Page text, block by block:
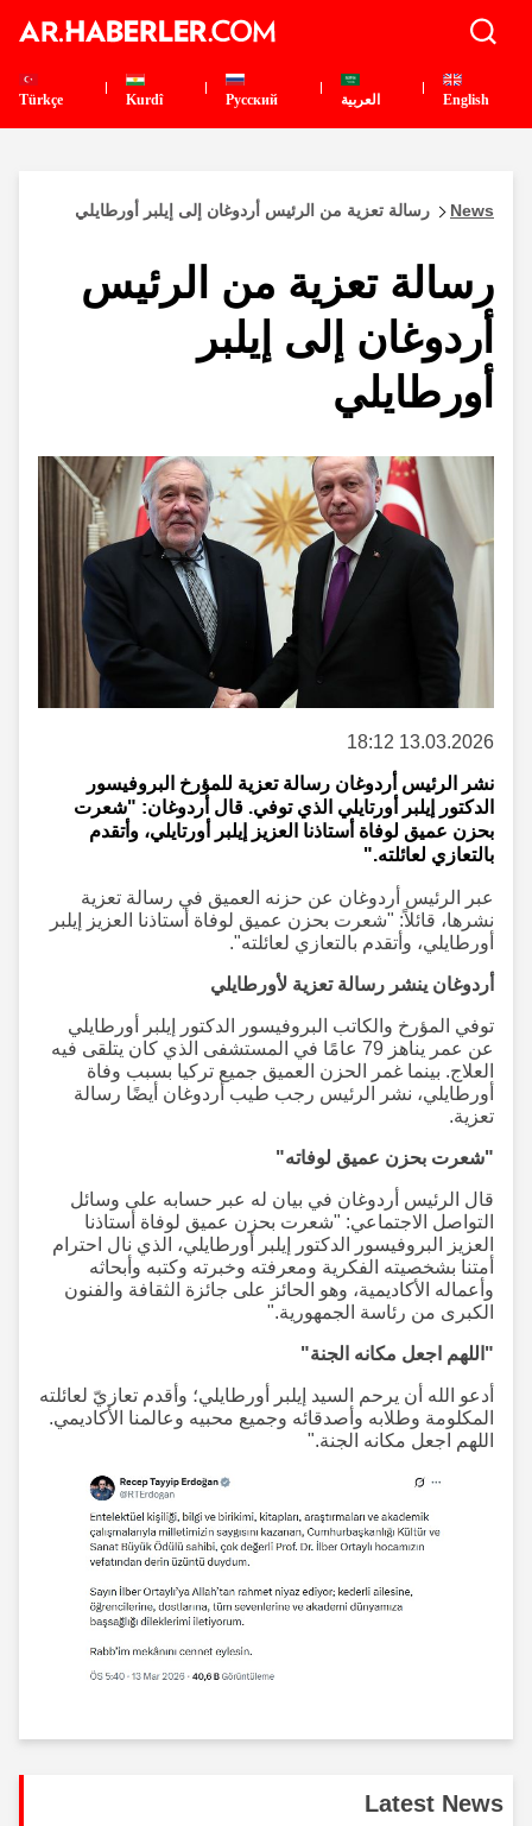
English العربية Pусский
Kurdî
Türkçe
News رسالة تعزية من الرئيس أردوغان إلى إيلبر أورطايلي
رسالة تعزية من الرئيس
أردوغان إلى إيلبر
أورطايلي
13.03.2026 18:12
نشر الرئيس أردوغان رسالة تعزية للمؤرخ البروفيسور
الدكتور إيلبر أورتايلي الذي توفي. قال أردوغان: "شعرت
بحزن عميق لوفاة أستاذنا العزيز إيلبر أورتايلي، وأتقدم
بالتعازي لعائلته."
عبر الرئيس أردوغان عن حزنه العميق في رسالة تعزية
نشرها، قائلاً: "شعرت بحزن عميق لوفاة أستاذنا العزيز إيلبر
أورطايلي، وأتقدم بالتعازي لعائلته".
أردوغان ينشر رسالة تعزية لأورطايلي
توفي المؤرخ والكاتب البروفيسور الدكتور إيلبر أورطايلي
عن عمر يناهز 79 عامًا في المستشفى الذي كان يتلقى فيه
العلاج. بينما غمر الحزن العميق جميع تركيا بسبب وفاة
أورطايلي، نشر الرئيس رجب طيب أردوغان أيضًا رسالة
تعزية.
"شعرت بحزن عميق لوفاته"
قال الرئيس أردوغان في بيان له عبر حسابه على وسائل
التواصل الاجتماعي: "شعرت بحزن عميق لوفاة أستاذنا
العزيز البروفيسور الدكتور إيلبر أورطايلي، الذي نال احترام
أمتنا بشخصيته الفكرية ومعرفته وخبرته وكتبه وأبحاثه
وأعماله الأكاديمية، وهو الحائز على جائزة الثقافة والفنون
الكبرى من رئاسة الجمهورية."
"اللهم اجعل مكانه الجنة"
أدعو الله أن يرحم السيد إيلبر أورطايلي؛ وأقدم تعازيّ لعائلته
المكلومة وطلابه وأصدقائه وجميع محبيه وعالمنا الأكاديمي.
اللهم اجعل مكانه الجنة."
Latest News